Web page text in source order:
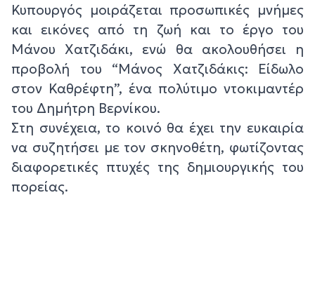
Κυπουργός μοιράζεται προσωπικές μνήμες
και εικόνες από τη ζωή και το έργο του
Μάνου Χατζιδάκι, ενώ θα ακολουθήσει η
προβολή του “Μάνος Χατζιδάκις: Είδωλο
στον Καθρέφτη”, ένα πολύτιμο ντοκιμαντέρ
του Δημήτρη Βερνίκου.
Στη συνέχεια, το κοινό θα έχει την ευκαιρία
να συζητήσει με τον σκηνοθέτη, φωτίζοντας
διαφορετικές πτυχές της δημιουργικής του
πορείας.